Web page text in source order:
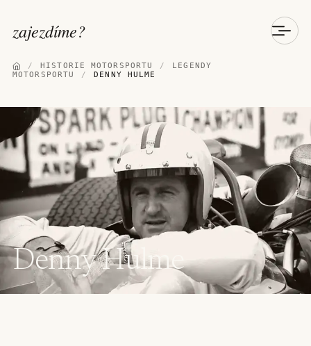
zajezdíme?
/ HISTORIE MOTORSPORTU /
LEGENDY
MOTORSPORTU
/ DENNY HULME
Denny Hulme